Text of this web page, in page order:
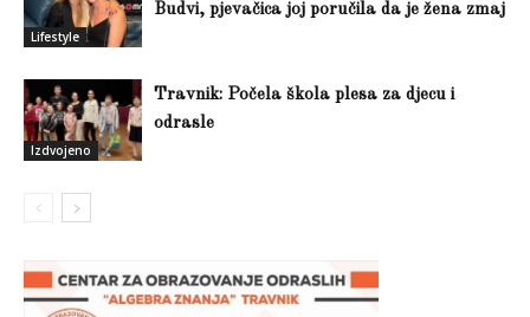
Lifestyle
Budvi, pjevačica joj poručila da je žena zmaj
Izdvojeno
Travnik: Počela škola plesa za djecu i
odrasle